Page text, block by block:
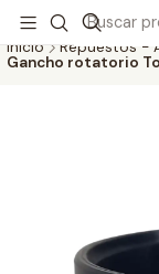
Inicio
Repuestos -
Gancho rotatorio